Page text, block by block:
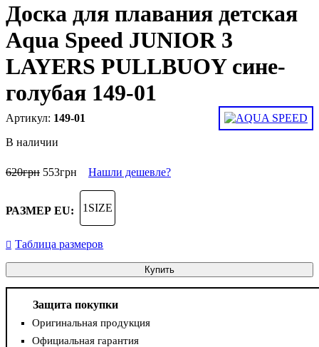
Доска для плавания детская
Aqua Speed JUNIOR 3
LAYERS PULLBUOY сине-
голубая 149-01
149-01
В наличии
620грн 553грн Нашли дешевле?
РАЗМЕР EU: 1SIZE
Таблица размеров
Купить
Защита покупки
Оригинальная продукция
Официальная гарантия